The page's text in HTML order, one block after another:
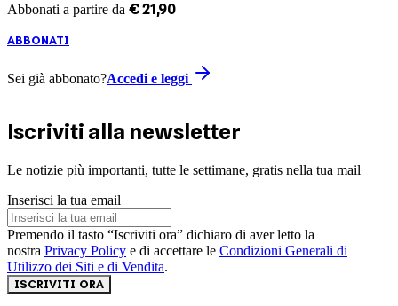
Abbonati a partire da €21 ,90
ABBONATI
Sei già abbonato?Accedi e leggi
Iscriviti alla newsletter
Le notizie più importanti, tutte le settimane, gratis nella tua mail
Inserisci la tua email
Premendo il tasto “Iscriviti ora” dichiaro di aver letto la
nostra Privacy Policy e di accettare le Condizioni Generali di
Utilizzo dei Siti e di Vendita.
ISCRIVITI ORA